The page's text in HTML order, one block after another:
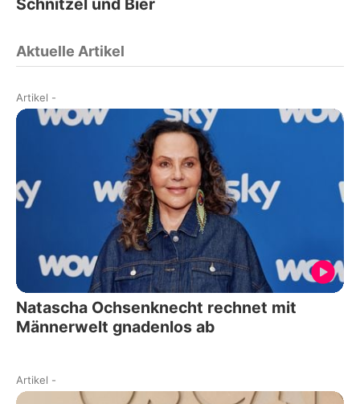
Schnitzel und Bier
Aktuelle Artikel
Artikel -
Natascha Ochsenknecht rechnet mit
Männerwelt gnadenlos ab
Artikel -